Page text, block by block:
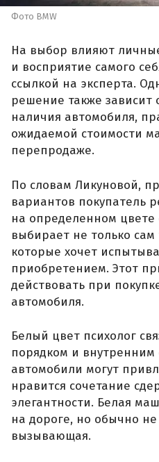
Фото BMW
На выбор влияют
и восприятие самого
ссылкой на эксперта.
решение также зависит
наличия автомобиля,
ожидаемой стоимости
перепродаже.
По словам Ликуновой,
вариантов покупатель
на определенном цвете
выбирает не только
которые хочет
приобретением. Этот
действовать при
автомобиля.
Белый цвет психолог
порядком и внутренним
автомобили могут
нравится сочетание
элегантности. Белая
на дороге, но обычно
вызывающая.